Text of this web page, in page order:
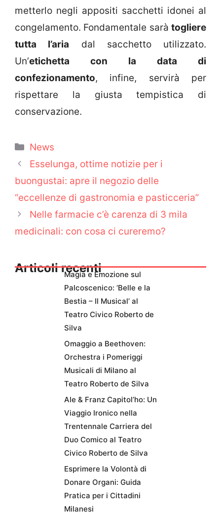
metterlo negli appositi sacchetti idonei al
congelamento. Fondamentale sarà togliere
tutta l’aria dal sacchetto utilizzato.
Un’etichetta con la data di
confezionamento, infine, servirà per
rispettare la giusta tempistica di
conservazione.
Categorie
News
Esselunga, ottime notizie per i
buongustai: apre il negozio delle
“eccellenze di gastronomia e pasticceria”
Nelle farmacie c’è carenza di 3 mila
medicinali: con cosa ci cureremo?
Articoli recentiMagia e Emozione sul
Palcoscenico: ‘Belle e la
Bestia – Il Musical’ al
Teatro Civico Roberto de
Silva
Omaggio a Beethoven:
Orchestra i Pomeriggi
Musicali di Milano al
Teatro Roberto de Silva
Ale & Franz Capitol’ho: Un
Viaggio Ironico nella
Trentennale Carriera del
Duo Comico al Teatro
Civico Roberto de Silva
Esprimere la Volontà di
Donare Organi: Guida
Pratica per i Cittadini
Milanesi